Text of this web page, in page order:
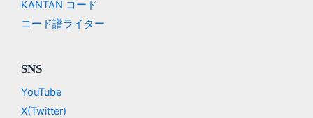
KANTAN コード
コード譜ライター
SNS
YouTube
X(Twitter)